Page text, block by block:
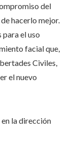
del
hacerlo mejor.
para el uso
facial que,
Civiles,
el nuevo
en la dirección